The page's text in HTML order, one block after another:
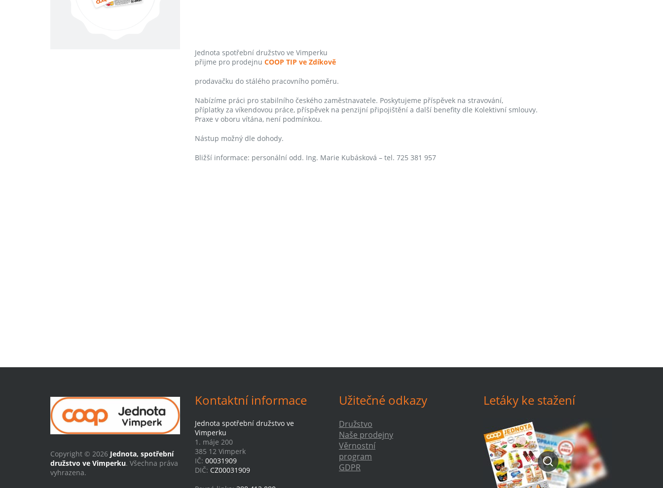
Jednota spotřební družstvo ve Vimperku
přijme pro prodejnu COOP TIP ve Zdíkově
prodavačku do stálého pracovního poměru.
Nabízíme práci pro stabilního českého zaměstnavatele. Poskytujeme příspěvek na stravování,
příplatky za víkendovou práce, příspěvek na penzijní připojištění a další benefity dle Kolektivní smlouvy.
Praxe v oboru vítána, není podmínkou.
Nástup možný dle dohody.
Bližší informace: personální odd. Ing. Marie Kubásková – tel. 725 381 957
Copyright © 2026 Jednota, spotřební
družstvo ve Vimperku. Všechna práva
vyhrazena.
Kontaktní informace
Jednota spotřební družstvo ve
Vimperku
1. máje 200
385 12 Vimperk
IČ: 00031909
DIČ: CZ00031909
Užitečné odkazy
Družstvo
Naše prodejny
Věrnostní
program
GDPR
Letáky ke stažení